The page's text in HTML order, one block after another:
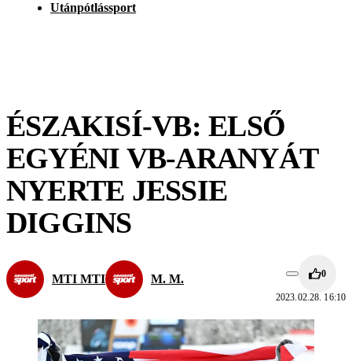
Utánpótlássport
ÉSZAKISÍ-VB: ELSŐ
EGYÉNI VB-ARANYÁT
NYERTE JESSIE
DIGGINS
MTI MTI M. M. 0
2023.02.28. 16:10